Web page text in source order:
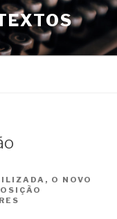
O NOVO